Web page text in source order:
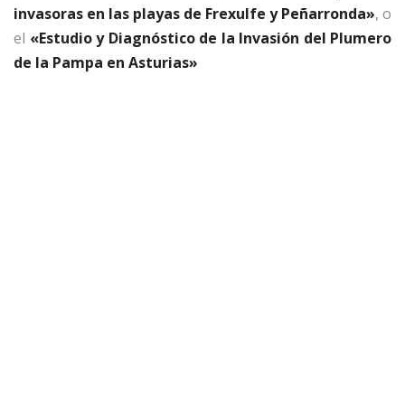
invasoras en las playas de Frexulfe y Peñarronda», o
el «Estudio y Diagnóstico de la Invasión del Plumero
de la Pampa en Asturias»